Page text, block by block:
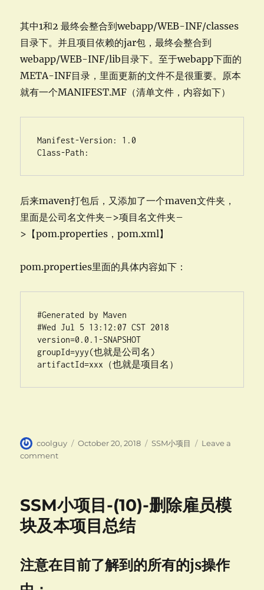
其中1和2 最终会整合到webapp/WEB-INF/classes
目录下。并且项目依赖的jar包，最终会整合到
webapp/WEB-INF/lib目录下。至于webapp下面的
META-INF目录，里面更新的文件不是很重要。原本
就有一个MANIFEST.MF（清单文件，内容如下）
Manifest-Version: 1.0
Class-Path:
后来maven打包后，又添加了一个maven文件夹，
里面是公司名文件夹–>项目名文件夹–
>【pom.properties，pom.xml】
pom.properties里面的具体内容如下：
#Generated by Maven
#Wed Jul 5 13:12:07 CST 2018
version=0.0.1-SNAPSHOT
groupId=yyy(也就是公司名)
artifactId=xxx（也就是项目名）
Author
coolguy
Posted
October 20, 2018 Categories
SSM小项目
Leave a
commenton
目-
(11)-
项
结
SSM小项目-(10)-删除雇员模
块及本项目总结
注意在目前了解到的所有的js操作